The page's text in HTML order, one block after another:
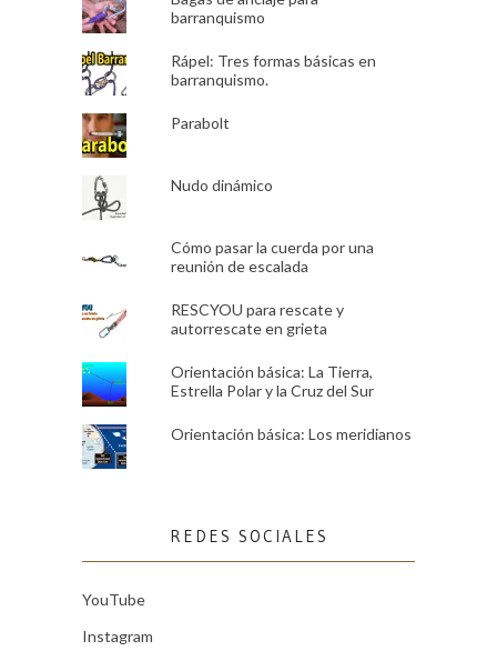
barranquismo
Rápel: Tres formas básicas en
barranquismo.
Parabolt
Nudo dinámico
Cómo pasar la cuerda por una
reunión de escalada
RESCYOU para rescate y
autorrescate en grieta
Orientación básica: La Tierra,
Estrella Polar y la Cruz del Sur
Orientación básica: Los meridianos
REDES SOCIALES
YouTube
Instagram